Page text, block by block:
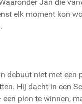
elk moment kon
debuut niet met een
Hij dacht in een
een pion te winnen,